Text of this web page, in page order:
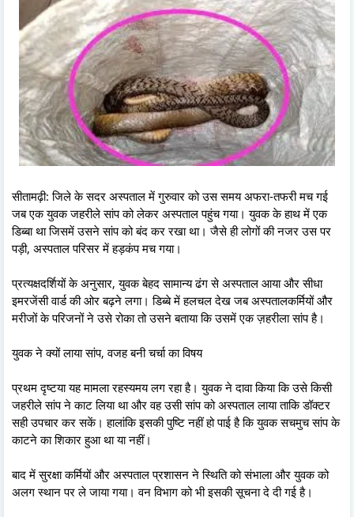
सीतामढ़ी: जिले के सदर अस्पताल में गुरुवार को उस समय अफरा-तफरी मच गई
जब एक युवक जहरीले सांप को लेकर अस्पताल पहुंच गया। युवक के हाथ में एक
डिब्बा था जिसमें उसने सांप को बंद कर रखा था। जैसे ही लोगों की नजर उस पर
पड़ी, अस्पताल परिसर में हड़कंप मच गया।
प्रत्यक्षदर्शियों के अनुसार, युवक बेहद सामान्य ढंग से अस्पताल आया और सीधा
इमरजेंसी वार्ड की ओर बढ़ने लगा। डिब्बे में हलचल देख जब अस्पतालकर्मियों और
मरीजों के परिजनों ने उसे रोका तो उसने बताया कि उसमें एक ज़हरीला सांप है।
युवक ने क्यों लाया सांप, वजह बनी चर्चा का विषय
प्रथम दृष्टया यह मामला रहस्यमय लग रहा है। युवक ने दावा किया कि उसे किसी
जहरीले सांप ने काट लिया था और वह उसी सांप को अस्पताल लाया ताकि डॉक्टर
सही उपचार कर सकें। हालांकि इसकी पुष्टि नहीं हो पाई है कि युवक सचमुच सांप के
काटने का शिकार हुआ था या नहीं।
बाद में सुरक्षा कर्मियों और अस्पताल प्रशासन ने स्थिति को संभाला और युवक को
अलग स्थान पर ले जाया गया। वन विभाग को भी इसकी सूचना दे दी गई है।